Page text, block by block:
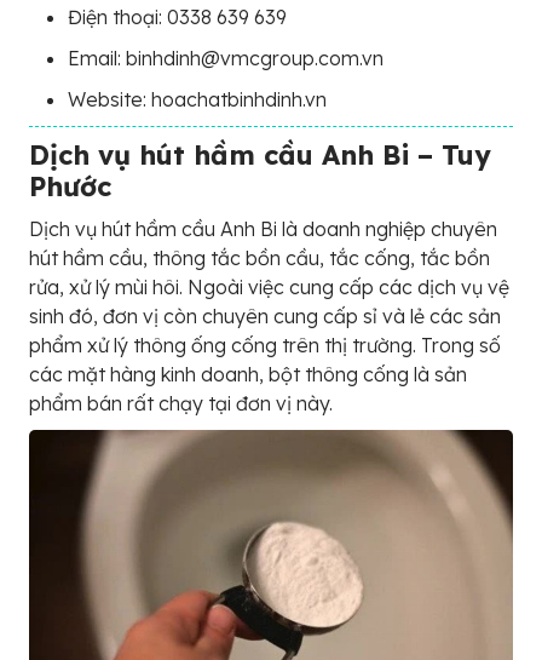
Điện thoại: 0338 639 639
Email: binhdinh@vmcgroup.com.vn
Website: hoachatbinhdinh.vn
Dịch vụ hút hầm cầu Anh Bi – Tuy
Phước
Dịch vụ hút hầm cầu Anh Bi là doanh nghiệp chuyên
hút hầm cầu, thông tắc bồn cầu, tắc cống, tắc bồn
rửa, xử lý mùi hôi. Ngoài việc cung cấp các dịch vụ vệ
sinh đó, đơn vị còn chuyên cung cấp sỉ và lẻ các sản
phẩm xử lý thông ống cống trên thị trường. Trong số
các mặt hàng kinh doanh, bột thông cống là sản
phẩm bán rất chạy tại đơn vị này.